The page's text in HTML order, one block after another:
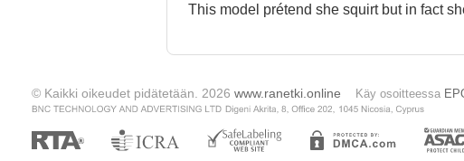
This model prétend she squirt but in fact
© Kaikki oikeudet pidätetään. 2026 www.ranetki.online Käy osoitteessa